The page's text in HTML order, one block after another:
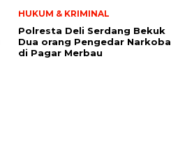
HUKUM & KRIMINAL
Polresta Deli Serdang Bekuk
Dua orang Pengedar Narkoba
di Pagar Merbau